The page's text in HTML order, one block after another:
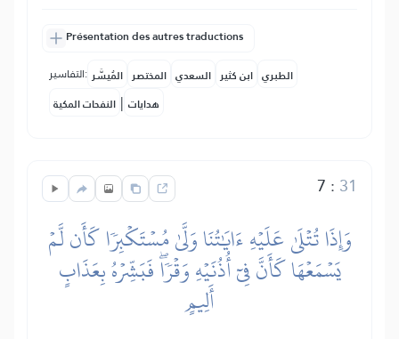
Présentation des autres traductions
التفاسير: المُيسَّر المختصر السعدي ابن كثير الطبري
النفحات المكية | هدايات
7 : 31
وَإِذَا تُتۡلَىٰ عَلَيۡهِ ءَايَٰتُنَا وَلَّىٰ مُسۡتَكۡبِرٗا كَأَن لَّمۡ
يَسۡمَعۡهَا كَأَنَّ فِيٓ أُذُنَيۡهِ وَقۡرٗاۖ فَبَشِّرۡهُ بِعَذَابٍ
أَلِيمٍ